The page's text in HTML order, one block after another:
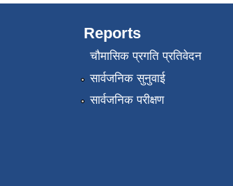
Reports
चौमासिक प्रगति प्रतिवेदन
सार्वजनिक सुनुवाई
सार्वजनिक परीक्षण